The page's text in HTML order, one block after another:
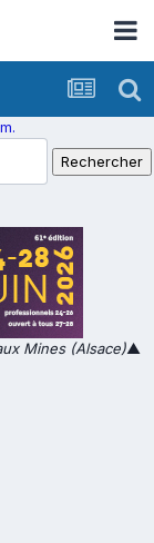
Mines (Alsace)▲